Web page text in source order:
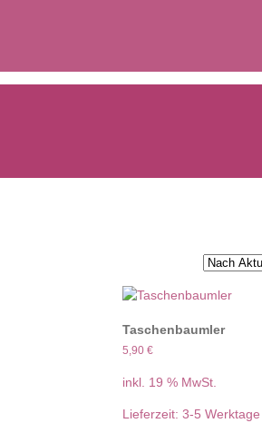
Taschenbaumler
5,90€
inkl. 19 % MwSt.
Lieferzeit:3-5 Werktage